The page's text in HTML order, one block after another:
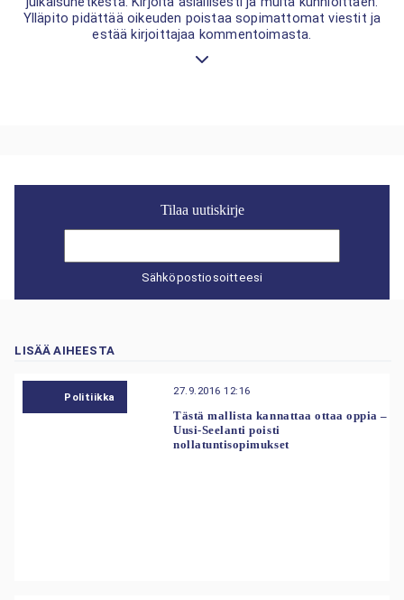
Ylläpito pidättää oikeuden poistaa sopimattomat viestit ja
estää kirjoittajaa kommentoimasta.
Tilaa uutiskirje
Sähköpostiosoitteesi
LISÄÄ AIHEESTA
Politiikka 27.9.2016 12:16
Tästä mallista kannattaa ottaa oppia –
Uusi-Seelanti poisti
nollatuntisopimukset